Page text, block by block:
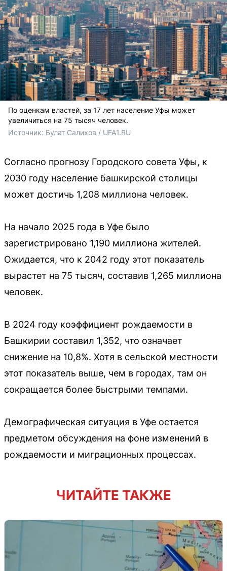
По оценкам властей, за 17 лет население Уфы может
увеличиться на 75 тысяч человек.
Источник: Булат Салихов / UFA1.RU
Согласно прогнозу Городского совета Уфы, к
2030 году население башкирской столицы
может достичь 1,208 миллиона человек.
На начало 2025 года в Уфе было
зарегистрировано 1,190 миллиона жителей.
Ожидается, что к 2042 году этот показатель
вырастет на 75 тысяч, составив 1,265 миллиона
человек.
В 2024 году коэффициент рождаемости в
Башкирии составил 1,352, что означает
снижение на 10,8%. Хотя в сельской местности
этот показатель выше, чем в городах, там он
сокращается более быстрыми темпами.
Демографическая ситуация в Уфе остается
предметом обсуждения на фоне изменений в
рождаемости и миграционных процессах.
ЧИТАЙТЕ ТАКЖЕ